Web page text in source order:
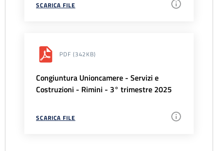
SCARICA FILE
PDF (342KB)
Congiuntura Unioncamere - Servizi e
Costruzioni - Rimini - 3° trimestre 2025
SCARICA FILE